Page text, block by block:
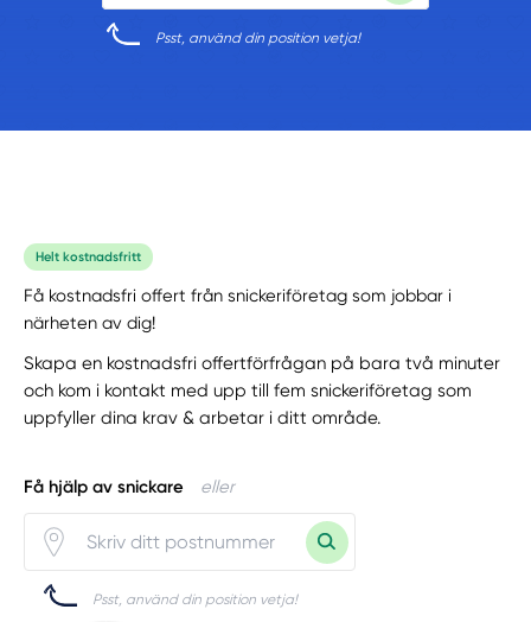
Psst, använd din position vetja!
Helt kostnadsfritt
Få kostnadsfri offert från snickeriföretag som jobbar i
närheten av dig!
Skapa en kostnadsfri offertförfrågan på bara två minuter
och kom i kontakt med upp till fem snickeriföretag som
uppfyller dina krav & arbetar i ditt område.
Få hjälp av snickare eller
Psst, använd din position vetja!